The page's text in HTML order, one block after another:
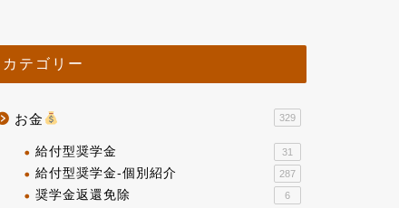
カテゴリー
お金 329
給付型奨学金 31
給付型奨学金-個別紹介 287
奨学金返還免除 6